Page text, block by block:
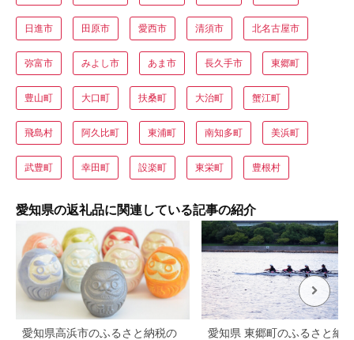
日進市 田原市 愛西市 清須市 北名古屋市
弥富市 みよし市 あま市 長久手市 東郷町
豊山町 大口町 扶桑町 大治町 蟹江町
飛島村 阿久比町 東浦町 南知多町 美浜町
武豊町 幸田町 設楽町 東栄町 豊根村
愛知県の返礼品に関連している記事の紹介
愛知県高浜市のふるさと納税の
愛知県 東郷町のふるさと納